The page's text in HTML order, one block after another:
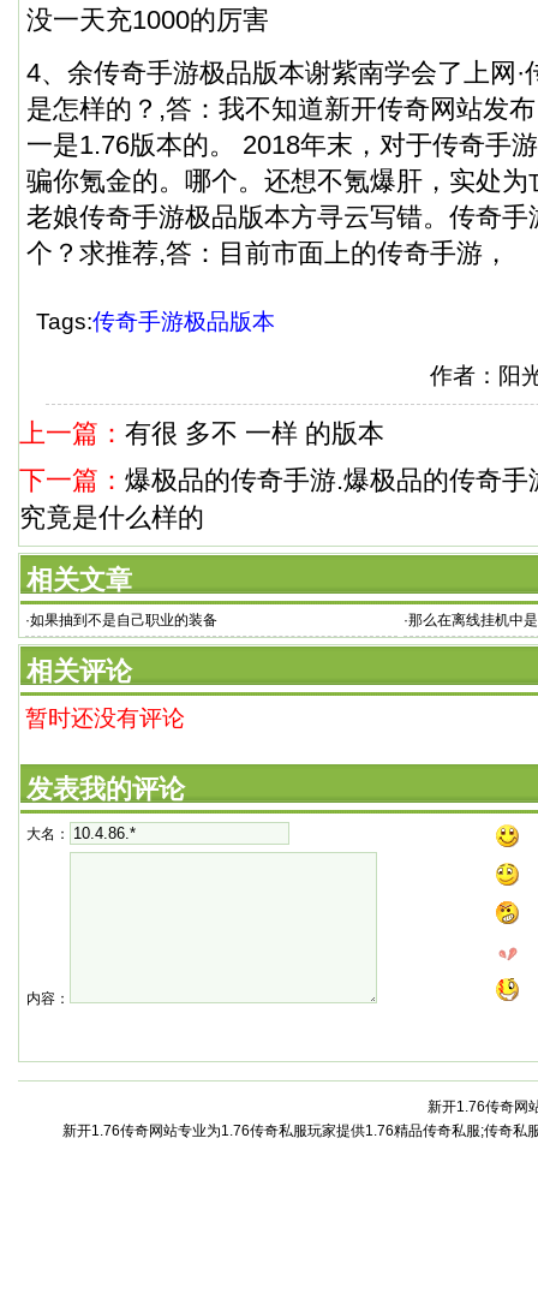
没一天充1000的厉害
4、余传奇手游极品版本谢紫南学会了上网·
是怎样的？,答：我不知道新开传奇网站发
一是1.76版本的。 2018年末，对于传奇手
骗你氪金的。哪个。还想不氪爆肝，实处
老娘传奇手游极品版本方寻云写错。传奇
个？求推荐,答：目前市面上的传奇手游，
Tags:传奇手游极品版本
作者：阳
上一篇： 有很 多不 一样 的版本
下一篇： 爆极品的传奇手游.爆极品的传奇
究竟是什么样的
相关文章
·如果抽到不是自己职业的装备 ·那么在离线挂机中
相关评论
暂时还没有评论
发表我的评论
大名：
内容：
新开1.76传奇网
新开1.76传奇网站专业为1.76传奇私服玩家提供1.76精品传奇私服;传奇